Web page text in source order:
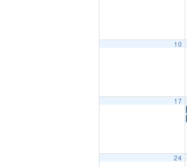
10
17
24